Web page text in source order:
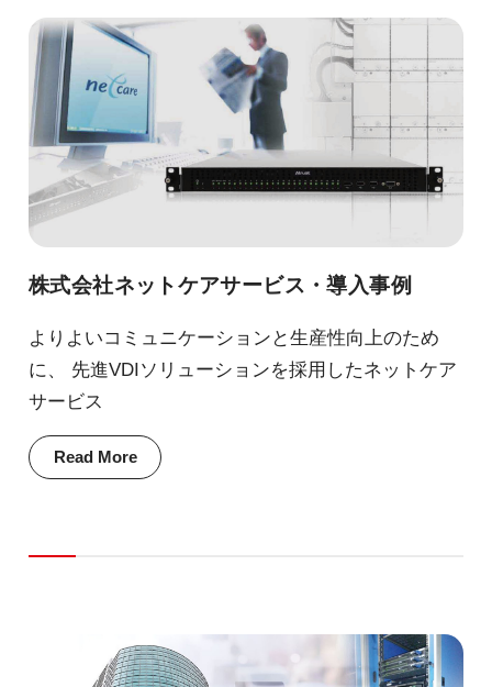
株式会社ネットケアサービス・導入事例
よりよいコミュニケーションと生産性向上のため
に、 先進VDIソリューションを採用したネットケア
サービス
Read More